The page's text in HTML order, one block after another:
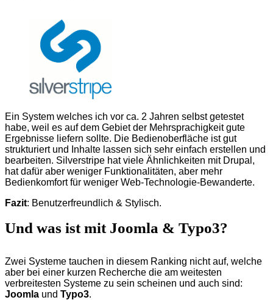
Ein System welches ich vor ca. 2 Jahren selbst getestet
habe, weil es auf dem Gebiet der Mehrsprachigkeit gute
Ergebnisse liefern sollte. Die Bedienoberfläche ist gut
strukturiert und Inhalte lassen sich sehr einfach erstellen und
bearbeiten. Silverstripe hat viele Ähnlichkeiten mit Drupal,
hat dafür aber weniger Funktionalitäten, aber mehr
Bedienkomfort für weniger Web-Technologie-Bewanderte.
Fazit: Benutzerfreundlich & Stylisch.
Und was ist mit Joomla & Typo3?
Zwei Systeme tauchen in diesem Ranking nicht auf, welche
aber bei einer kurzen Recherche die am weitesten
verbreitesten Systeme zu sein scheinen und auch sind:
Joomla und Typo3.